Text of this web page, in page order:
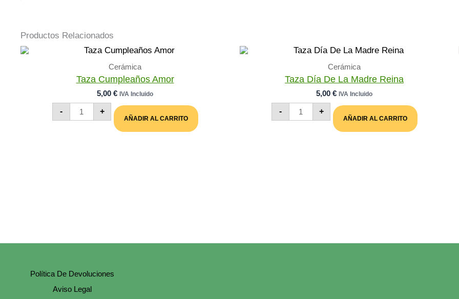
Productos Relacionados
Cerámica
Taza Cumpleaños Amor
5,00 € IVA Incluido
-
Taza
Cumpleaños
Amor
+
AÑADIR AL CARRITO
Cerámica
Taza Día De La Madre Reina
5,00 € IVA Incluido
-
Taza
Día
De
+
AÑADIR AL CARRITO
Política De Devoluciones
Aviso Legal